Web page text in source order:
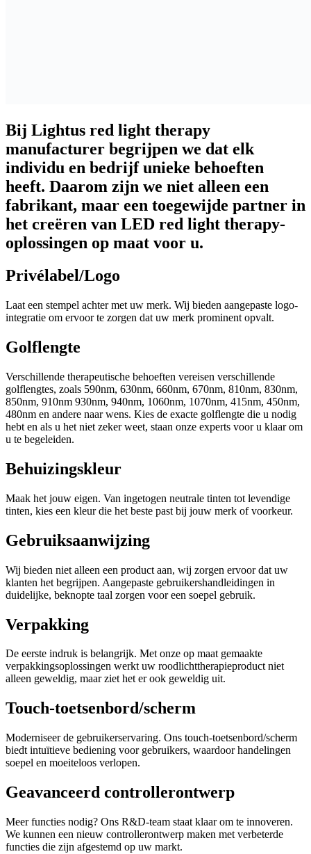
Bij Lightus red light therapy
manufacturer begrijpen we dat elk
individu en bedrijf unieke behoeften
heeft. Daarom zijn we niet alleen een
fabrikant, maar een toegewijde partner in
het creëren van LED red light therapy-
oplossingen op maat voor u.
Privélabel/Logo
Laat een stempel achter met uw merk. Wij bieden aangepaste logo-
integratie om ervoor te zorgen dat uw merk prominent opvalt.
Golflengte
Verschillende therapeutische behoeften vereisen verschillende
golflengtes, zoals 590nm, 630nm, 660nm, 670nm, 810nm, 830nm,
850nm, 910nm 930nm, 940nm, 1060nm, 1070nm, 415nm, 450nm,
480nm en andere naar wens. Kies de exacte golflengte die u nodig
hebt en als u het niet zeker weet, staan onze experts voor u klaar om
u te begeleiden.
Behuizingskleur
Maak het jouw eigen. Van ingetogen neutrale tinten tot levendige
tinten, kies een kleur die het beste past bij jouw merk of voorkeur.
Gebruiksaanwijzing
Wij bieden niet alleen een product aan, wij zorgen ervoor dat uw
klanten het begrijpen. Aangepaste gebruikershandleidingen in
duidelijke, beknopte taal zorgen voor een soepel gebruik.
Verpakking
De eerste indruk is belangrijk. Met onze op maat gemaakte
verpakkingsoplossingen werkt uw roodlichttherapieproduct niet
alleen geweldig, maar ziet het er ook geweldig uit.
Touch-toetsenbord/scherm
Moderniseer de gebruikerservaring. Ons touch-toetsenbord/scherm
biedt intuïtieve bediening voor gebruikers, waardoor handelingen
soepel en moeiteloos verlopen.
Geavanceerd controllerontwerp
Meer functies nodig? Ons R&D-team staat klaar om te innoveren.
We kunnen een nieuw controllerontwerp maken met verbeterde
functies die zijn afgestemd op uw markt.